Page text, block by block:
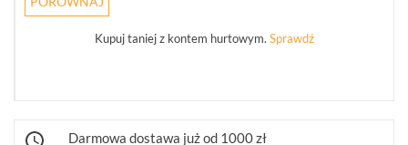
JABLOTRON
Kupuj taniej z kontem hurtowym. Sprawdź
Darmowa dostawa już od 1000 zł